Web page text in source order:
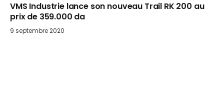
VMS Industrie lance son nouveau Trail RK 200 au
prix de 359.000 da
9 septembre 2020